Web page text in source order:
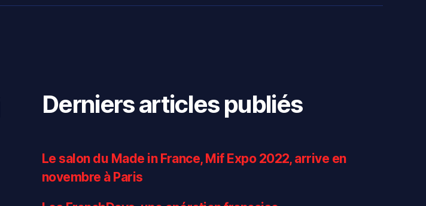
Derniers articles publiés
Le salon du Made in France, Mif Expo 2022, arrive en
novembre à Paris